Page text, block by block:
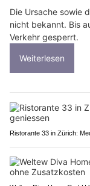
Die Ursache sowie
nicht bekannt. Bis
Verkehr gesperrt.
Weiterlesen
Ristorante 33 in Zürich: